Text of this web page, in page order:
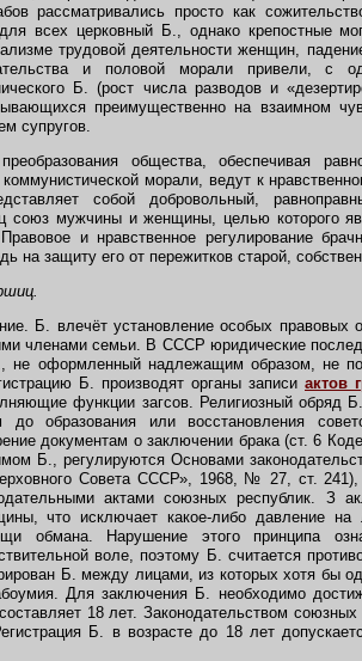
рассматривались просто как
для всех церковный Б., однако крепостные
трудовой деятельности женщин,
и половой морали привели, с
Б. (рост числа разводов и
преимущественно на взаимном
супругов.
общества, обеспечивая
морали, ведут к
собой добровольный,
союз мужчины и женщины, целью которого
и нравственное регулирование
на защиту его от пережитков старой,
Б. влечёт установление особых
членами семьи. В СССР юридические
не оформленный надлежащим образом, не
Б. производят органы записи актов
функции загсов. Религиозный обряд
до образования или восстановления
документам о заключении брака (ст. 6
Б., регулируются Основами
Совета СССР», 1968, № 27, ст. 241),
актами союзных республик. З
что исключает какое-либо давление
обмана. Нарушение этого принципа
воле, поэтому Б. считается
Б. между лицами, из которых хотя бы
Для заключения Б. необходимо
18 лет. Законодательством
Б. в возрасте до 18 лет